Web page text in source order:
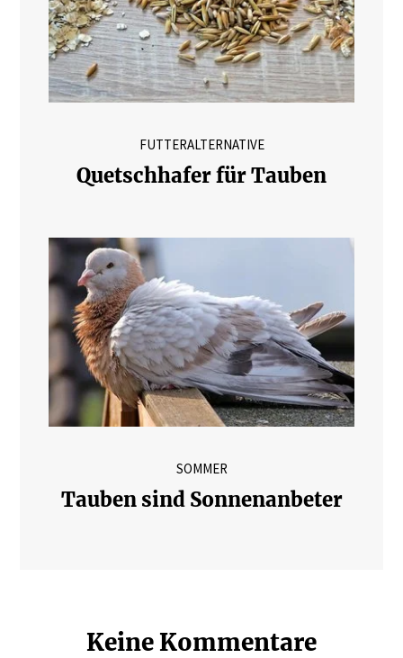
FUTTERALTERNATIVE
Quetschhafer für Tauben
SOMMER
Tauben sind Sonnenanbeter
Keine Kommentare